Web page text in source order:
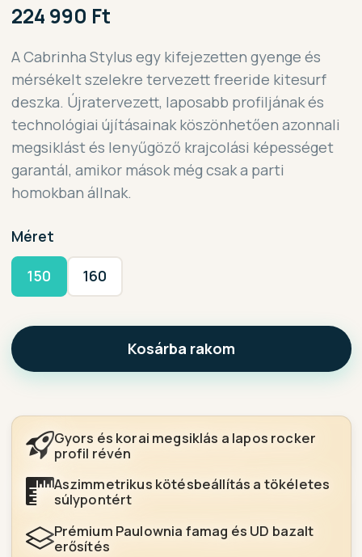
224 990 Ft
A Cabrinha Stylus egy kifejezetten gyenge és
mérsékelt szelekre tervezett freeride kitesurf
deszka. Újratervezett, laposabb profiljának és
technológiai újításainak köszönhetően azonnali
megsiklást és lenyűgöző krajcolási képességet
garantál, amikor mások még csak a parti
homokban állnak.
Méret
150 160
Kosárba rakom
Gyors és korai megsiklás a lapos rocker
profil révén
Aszimmetrikus kötésbeállítás a tökéletes
súlypontért
Prémium Paulownia famag és UD bazalt
erősítés